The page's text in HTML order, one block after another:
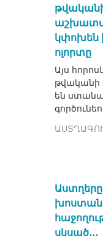
կփոխեն
ոլորտը
Այս
թվականի
են
Աստղերը
սկսած․․․